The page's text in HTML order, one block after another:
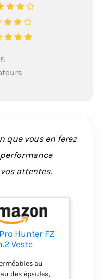
que vous en ferez
attentes.
Hunter FZ
Veste
au
des épaules,